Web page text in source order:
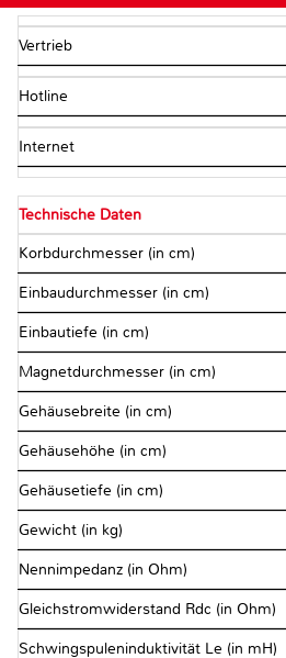
Vertrieb
Hotline
Internet
Technische Daten
Korbdurchmesser (in cm)
Einbaudurchmesser (in cm)
Einbautiefe (in cm)
Magnetdurchmesser (in cm)
Gehäusebreite (in cm)
Gehäusehöhe (in cm)
Gehäusetiefe (in cm)
Gewicht (in kg)
Nennimpedanz (in Ohm)
Gleichstromwiderstand Rdc (in Ohm)
Schwingspuleninduktivität Le (in mH)